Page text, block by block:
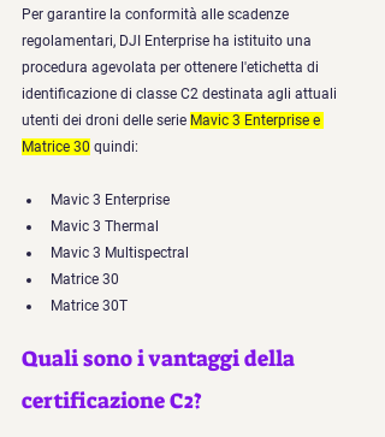
Per garantire la conformità alle scadenze
regolamentari, DJI Enterprise ha istituito una
procedura agevolata per ottenere l'etichetta di
identificazione di classe C2 destinata agli attuali
utenti dei droni delle serie Mavic 3 Enterprise e
Matrice 30 quindi:
Mavic 3 Enterprise
Mavic 3 Thermal
Mavic 3 Multispectral
Matrice 30
Matrice 30T
Quali sono i vantaggi della
certificazione C2?